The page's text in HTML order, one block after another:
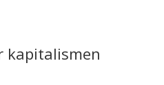
kapitalismen